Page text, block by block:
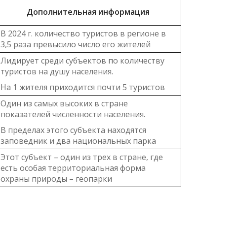
Дополнительная информация
В 2024 г. количество туристов в регионе в
3,5 раза превысило число его жителей
Лидирует среди субъектов по количеству
туристов на душу населения.
На 1 жителя приходится почти 5 туристов
Один из самых высоких в стране
показателей численности населения.
В пределах этого субъекта находятся
заповедник и два национальных парка
Этот субъект – один из трех в стране, где
есть особая территориальная форма
охраны природы – геопарки